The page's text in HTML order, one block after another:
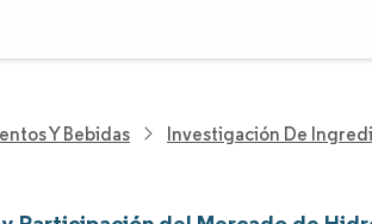
Y Bebidas Investigación De